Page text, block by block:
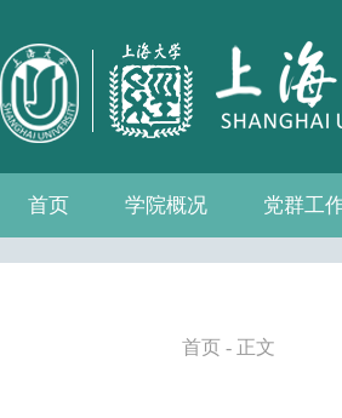
首页 学院概况
学院介绍 学院简
发展历
历任院
现任领导
组织机构
学院愿景
党群工
党务公
党的建
群众团
学院制
首页 - 正文